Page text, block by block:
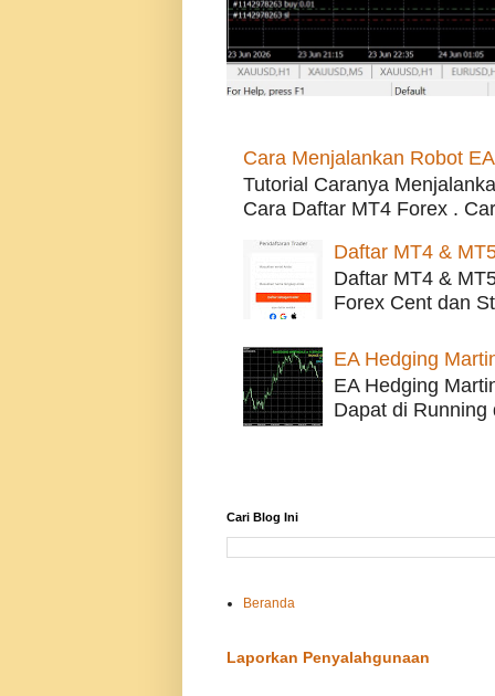
Cara Menjalankan Robot
Tutorial Caranya
Cara Daftar MT4 Forex .
Daftar MT4 &
Daftar MT4 &
Forex Cent dan
EA Hedging
EA Hedging
Dapat di Running
Cari Blog Ini
Beranda
Laporkan Penyalahgunaan